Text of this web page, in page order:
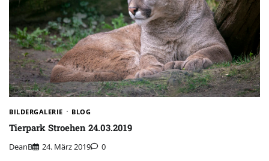
BILDERGALERIE BLOG
Tierpark Stroehen 24.03.2019
DeanB 24. März 2019 0